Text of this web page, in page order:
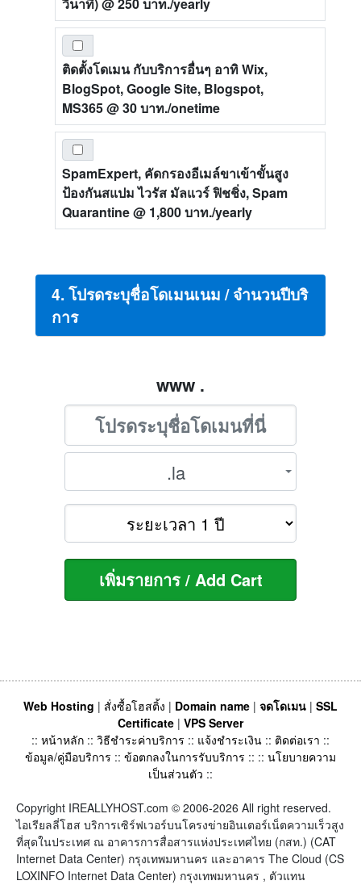
วินาที)@ 250 บาท./yearly
ติดตั้งโดเมน กับบริการอื่นๆ อาทิ Wix,
BlogSpot, Google Site, Blogspot,
MS365@ 30 บาท./onetime
SpamExpert, คัดกรองอีเมล์ขาเข้าขั้นสูง
ป้องกันสแปม ไวรัส มัลแวร์ ฟิชชิ่ง, Spam
Quarantine@ 1,800 บาท./yearly
4. โปรดระบุชื่อโดเมนเนม / จำนวนปีบริ
การ
www .
.la
Web Hosting | สั่งซื้อโฮสติ้ง | Domain name | จดโดเมน | SSL
Certificate | VPS Server
:: หน้าหลัก :: วิธีชำระค่าบริการ :: แจ้งชำระเงิน :: ติดต่อเรา ::
ข้อมูล/คู่มือบริการ :: ข้อตกลงในการรับบริการ :: :: นโยบายความ
เป็นส่วนตัว ::
Copyright IREALLYHOST.com © 2006-2026 All right reserved.
ไอเรียลลี่โฮส บริการเซิร์ฟเวอร์บนโครงข่ายอินเตอร์เน็ตความเร็วสูง
ที่สุดในประเทศ ณ อาคารการสื่อสารแห่งประเทศไทย (กสท.) (CAT
Internet Data Center) กรุงเทพมหานคร และอาคาร The Cloud (CS
LOXINFO Internet Data Center) กรุงเทพมหานคร , ตัวแทน